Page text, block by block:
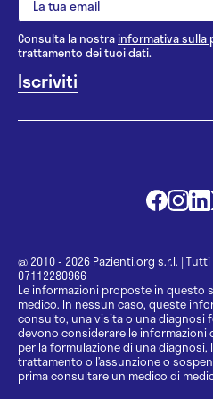
Consulta la nostrainformativa sulla
trattamento dei tuoi dati.
@ 2010 - 2026 Pazienti.org s.r.l. |
07112280966
Le informazioni proposte in questo
medico. In nessun caso, queste
consulto, una visita o una diagnosi
devono considerare le
per la formulazione di una diagnosi,
trattamento o l’assunzione o
prima consultare un medico di